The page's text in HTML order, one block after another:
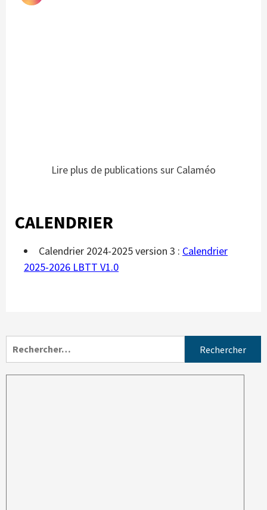
Lire plus de publications sur Calaméo
CALENDRIER
Calendrier 2024-2025 version 3 : Calendrier
2025-2026 LBTT V1.0